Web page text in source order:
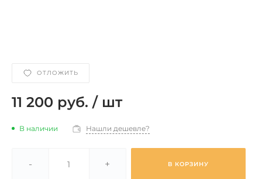
ОТЛОЖИТЬ
11 200 руб. / шт
В наличии Нашли дешевле?
- + В КОРЗИНУ